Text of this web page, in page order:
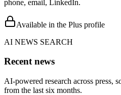
phone, email, LinkedIn.
Available in the Plus profile
AI NEWS SEARCH
Recent news
AI-powered research across press,
from the last six months.